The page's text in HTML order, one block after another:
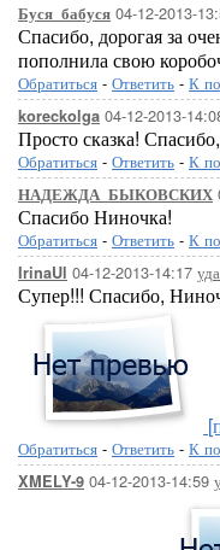
Буся_бабуся 04-12-2013-
Спасибо, дорогая за
пополнила свою
Обратиться - Ответить - К
koreckolga 04-12-2013-
Просто сказка!
Обратиться - Ответить - К
НАДЕЖДА_БЫКОВСКИХ
Спасибо Ниночка!
Обратиться - Ответить - К
IrinaUl 04-12-2013-14:17
Супер!!! Спасибо,
Обратиться - Ответить - К
XMELY-9 04-12-2013-14:59